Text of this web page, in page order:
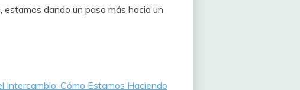
dando un paso más hacia un
Intercambio: Cómo Estamos Haciendo